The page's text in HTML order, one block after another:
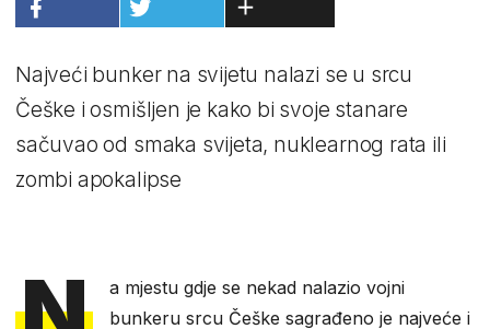
Najveći bunker na svijetu nalazi se u srcu
Češke i osmišljen je kako bi svoje stanare
sačuvao od smaka svijeta, nuklearnog rata ili
zombi apokalipse
a mjestu gdje se nekad nalazio vojni
bunkeru srcu Češke sagrađeno je najveće i